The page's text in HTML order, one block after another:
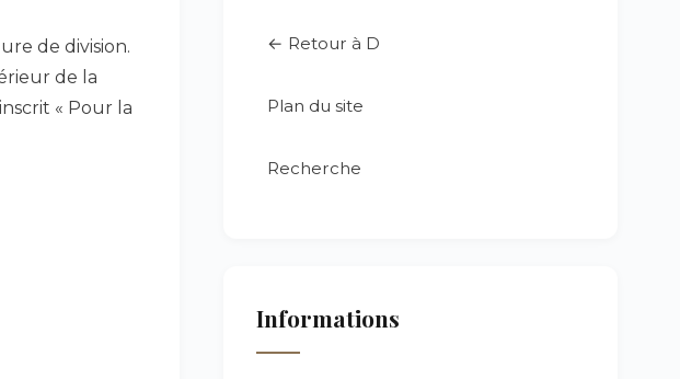
de division.
de la
« Pour la
← Retour à D
Plan du site
Recherche
Informations